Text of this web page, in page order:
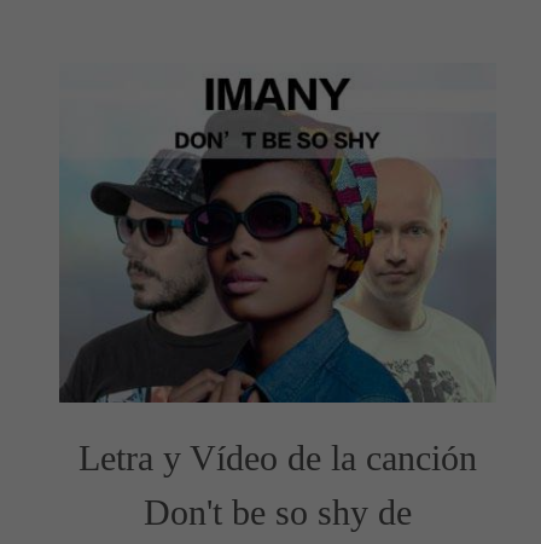
Letra y Vídeo de la canción
Don't be so shy de